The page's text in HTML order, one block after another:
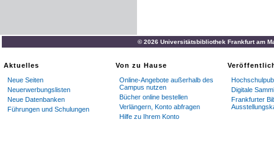
© 2026 Universitätsbibliothek Frankfurt am
Aktuelles
Neue Seiten
Neuerwerbungslisten
Neue Datenbanken
Führungen und Schulungen
Von zu Hause
Online-Angebote außerhalb des
Campus nutzen
Bücher online bestellen
Verlängern, Konto abfragen
Hilfe zu Ihrem Konto
Digitale
Frankfurter